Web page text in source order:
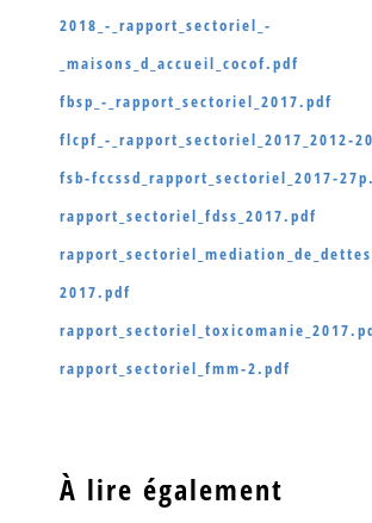
2018_-_rapport_sectoriel_-
_maisons_d_accueil_cocof.pdf
fbsp_-_rapport_sectoriel_2017.pdf
flcpf_-_rapport_sectoriel_2017_2012-
fsb-fccssd_rapport_sectoriel_2017-
rapport_sectoriel_fdss_2017.pdf
2017.pdf
rapport_sectoriel_fmm-2.pdf
À lire également